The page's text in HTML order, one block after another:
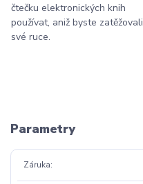
čtečku elektronických knih
používat, aniž byste zatěžovali
své ruce.
Parametry
Záruka